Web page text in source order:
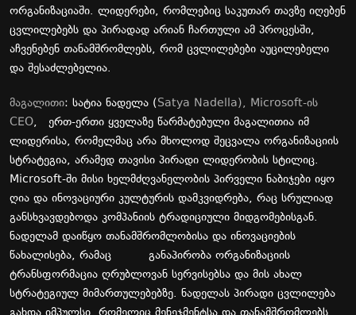
ორგანიზაციაში. ლიდერები, რომლებიც საკუთარ თავზე იღებენ
ცვლილებებს და პირადად არიან ჩართული ამ პროცესში,
აჩვენებენ თანამშრომლებს, რომ ცვლილებები აუცილებელი
და შესაძლებელია.
მაგალითი: სატია ნადელა (Satya Nadella), Microsoft-ის
CEO, ერთ-ერთი ყველაზე წარმატებული მაგალითია იმ
ლიდერისა, რომელმაც არა მხოლოდ შეცვალა ორგანიზაციის
სტრატეგია, არამედ თავისი პირადი ლიდერობის სტილიც.
Microsoft-ში მისი ხელმძღვანელობის პირველი ნაბიჯები იყო
ღია და ინოვაციური კულტურის დამკვიდრება, რაც სრულიად
განსხვავდებოდა კომპანიის ტრადიციული მიდგომებისგან.
ნადელამ დაიწყო თანამშრომლობისა და ინოვაციების
წახალისება, რამაც განაპირობა ორგანიზაციის
ტრანსფორმაცია ღრუბლოვან სერვისებსა და მის ახალ
სტრატეგიულ მიმართულებებზე. ნადელას პირადი ცვლილება